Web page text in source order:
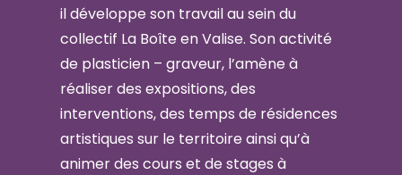
il développe son travail au sein du
collectif La Boîte en Valise. Son activité
de plasticien – graveur, l’amène à
réaliser des expositions, des
interventions, des temps de résidences
artistiques sur le territoire ainsi qu’à
animer des cours et de stages à